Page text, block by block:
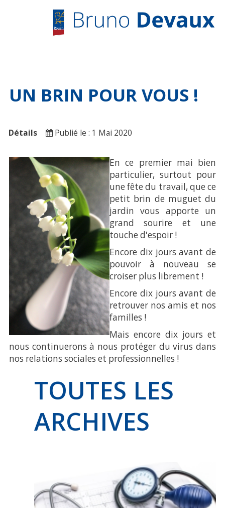
module class suffix. There is also a
ACTUALITÉ
ARCHIVES
LA GAZETTE
PORTRAIT
S'ENGAGER POUR ROUEN !
SAMPLE SIDEBAR MODULE
This is a sample module published to the
sidebar_bottom position, using the -sidebar
module class suffix. There is also a sidebar_top
position below the search.
UN BRIN POUR VOUS !
Détails Publié le : 1 Mai 2020
En ce premier mai bien
particulier, surtout pour
une fête du travail, que ce
petit brin de muguet du
jardin vous apporte un
grand sourire et une
touche d'espoir !
Encore dix jours avant de
pouvoir à nouveau se
croiser plus librement !
Encore dix jours avant de
retrouver nos amis et nos
familles !
Mais encore dix jours et
nous continuerons à nous protéger du virus dans
nos relations sociales et professionnelles !
TOUTES LES
ARCHIVES